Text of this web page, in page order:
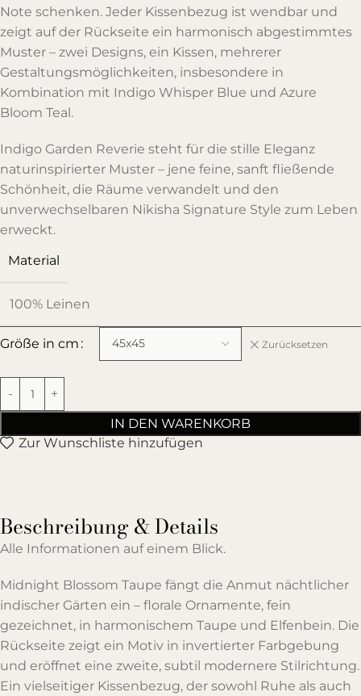
Note schenken. Jeder Kissenbezug ist wendbar und
zeigt auf der Rückseite ein harmonisch abgestimmtes
Muster – zwei Designs, ein Kissen, mehrerer
Gestaltungsmöglichkeiten, insbesondere in
Kombination mit Indigo Whisper Blue und Azure
Bloom Teal.
Indigo Garden Reverie steht für die stille Eleganz
naturinspirierter Muster – jene feine, sanft fließende
Schönheit, die Räume verwandelt und den
unverwechselbaren Nikisha Signature Style zum Leben
erweckt.
Material
100% Leinen
Größe in cm Zurücksetzen
IN DEN WARENKORB
Zur Wunschliste hinzufügen
Beschreibung & Details
Alle Informationen auf einem Blick.
Midnight Blossom Taupe fängt die Anmut nächtlicher
indischer Gärten ein – florale Ornamente, fein
gezeichnet, in harmonischem Taupe und Elfenbein. Die
Rückseite zeigt ein Motiv in invertierter Farbgebung
und eröffnet eine zweite, subtil modernere Stilrichtung.
Ein vielseitiger Kissenbezug, der sowohl Ruhe als auch